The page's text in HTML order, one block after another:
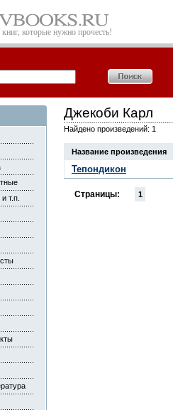
книг, которые нужно прочесть!
т.п.
Джекоби Карл
Найдено произведений: 1
Название произведения
Тепондикон
Страницы: 1